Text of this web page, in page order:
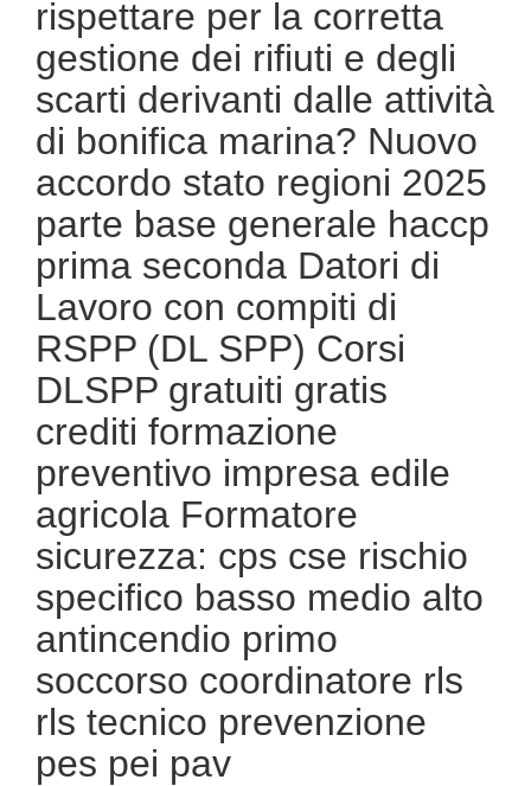
rispettare per la corretta
gestione dei rifiuti e degli
scarti derivanti dalle attività
di bonifica marina? Nuovo
accordo stato regioni 2025
parte base generale haccp
prima seconda Datori di
Lavoro con compiti di
RSPP (DL SPP) Corsi
DLSPP gratuiti gratis
crediti formazione
preventivo impresa edile
agricola Formatore
sicurezza: cps cse rischio
specifico basso medio alto
antincendio primo
soccorso coordinatore rls
rls tecnico prevenzione
pes pei pav